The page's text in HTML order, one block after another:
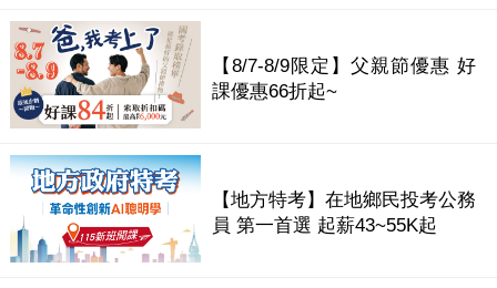
【8/7-8/9限定】父親節優惠 好
課優惠66折起~
【地方特考】在地鄉民投考公務
員 第一首選 起薪43~55K起